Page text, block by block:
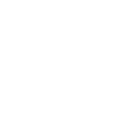
tutte queste